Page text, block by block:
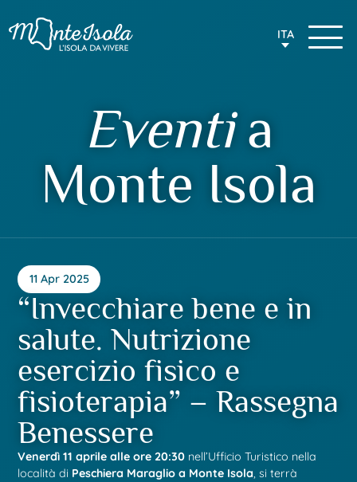
ITA
Eventia
Monte Isola
11 Apr 2025
“Invecchiare bene e in
salute. Nutrizione
esercizio fisico e
fisioterapia” – Rassegna
Benessere
Venerdì 11 aprile alle ore 20:30 nell’Ufficio Turistico nella
località di Peschiera Maraglio a Monte Isola, si terrà